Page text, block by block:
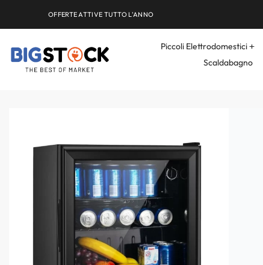
OFFERTE ATTIVE TUTTO L'ANNO
Piccoli Elettrodomestici
Scaldabagno